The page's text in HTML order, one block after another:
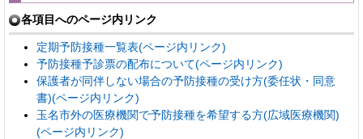
各項目へのページ内リンク
定期予防接種一覧表(ページ内リンク)
予防接種予診票の配布について(ページ内リンク)
保護者が同伴しない場合の予防接種の受け方(委任状・同意
書)(ページ内リンク)
玉名市外の医療機関で予防接種を希望する方(広域医療機関)
(ページ内リンク)